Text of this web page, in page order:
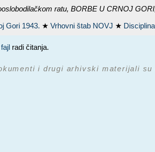
ratu,BORBE U CRNOJ
Gori 1943. ★Vrhovni štab NOVJ ★
radi čitanja.
i drugi arhivski materijali